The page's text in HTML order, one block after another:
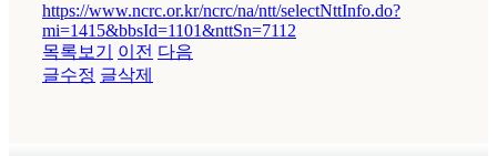
https://www.ncrc.or.kr/ncrc/na/ntt/selectNttInfo.do?
mi=1415&bbsId=1101&nttSn=7112
목록보기
이전 다음
글수정 글삭제